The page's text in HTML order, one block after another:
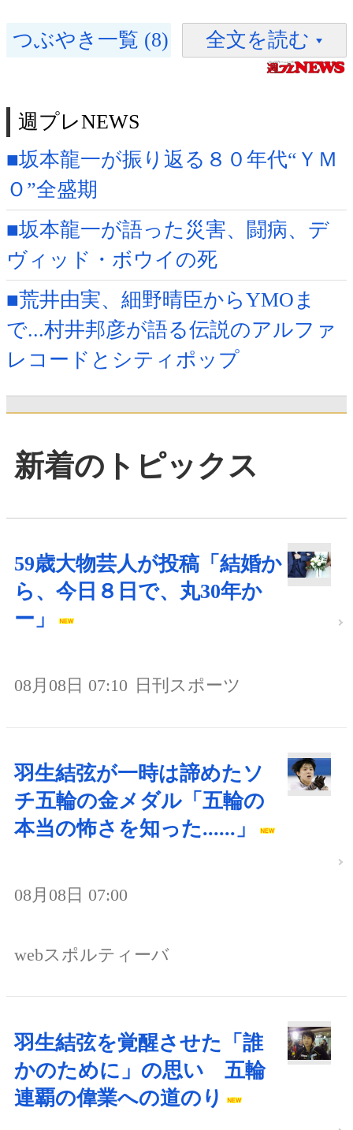
つぶやき一覧 (8) 全文を読む
週プレNEWS
■坂本龍一が振り返る８０年代“ＹＭ
Ｏ”全盛期
■坂本龍一が語った災害、闘病、デ
ヴィッド・ボウイの死
■荒井由実、細野晴臣からYMOま
で...村井邦彦が語る伝説のアルファ
レコードとシティポップ
新着のトピックス
59歳大物芸人が投稿「結婚か
ら、今日８日で、丸30年か
ー」
08月08日 07:10 日刊スポーツ
羽生結弦が一時は諦めたソ
チ五輪の金メダル「五輪の
本当の怖さを知った......」
08月08日 07:00
webスポルティーバ
羽生結弦を覚醒させた「誰
かのために」の思い 五輪
連覇の偉業への道のり